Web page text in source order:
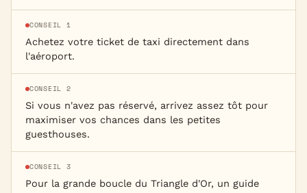
CONSEIL 1
Achetez votre ticket de taxi directement dans
l'aéroport.
CONSEIL 2
Si vous n'avez pas réservé, arrivez assez tôt pour
maximiser vos chances dans les petites
guesthouses.
CONSEIL 3
Pour la grande boucle du Triangle d'Or, un guide